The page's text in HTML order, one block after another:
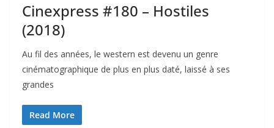
Cinexpress #180 – Hostiles
(2018)
Au fil des années, le western est devenu un genre
cinématographique de plus en plus daté, laissé à ses
grandes
Read More